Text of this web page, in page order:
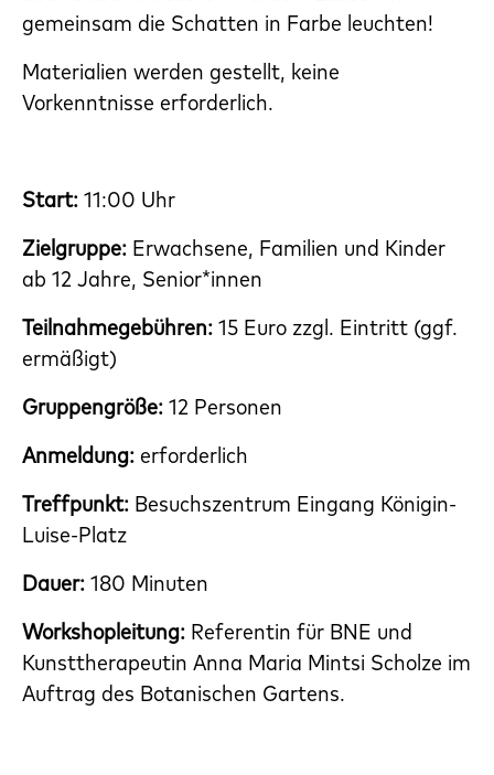
gemeinsam die Schatten in Farbe leuchten!
Materialien werden gestellt, keine
Vorkenntnisse erforderlich.
Start: 11:00 Uhr
Zielgruppe: Erwachsene, Familien und Kinder
ab 12 Jahre, Senior*innen
Teilnahmegebühren: 15 Euro zzgl. Eintritt (ggf.
ermäßigt)
Gruppengröße: 12 Personen
Anmeldung: erforderlich
Treffpunkt: Besuchszentrum Eingang Königin-
Luise-Platz
Dauer: 180 Minuten
Workshopleitung: Referentin für BNE und
Kunsttherapeutin Anna Maria Mintsi Scholze im
Auftrag des Botanischen Gartens.